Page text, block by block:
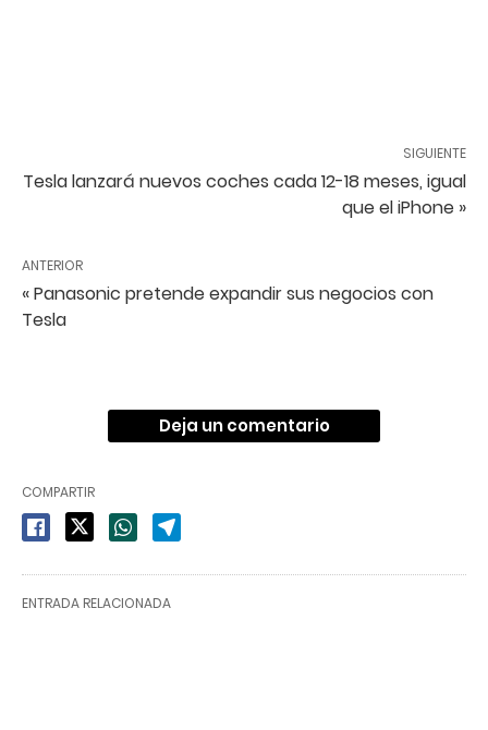
SIGUIENTE
Tesla lanzará nuevos coches cada 12-18 meses, igual
que el iPhone »
ANTERIOR
« Panasonic pretende expandir sus negocios con
Tesla
Deja un comentario
COMPARTIR
ENTRADA RELACIONADA